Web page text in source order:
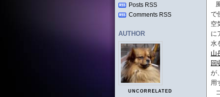
Posts RSS
Comments RSS
AUTHOR
UNCORRELATED
で
空
に
水
山
回
が
用